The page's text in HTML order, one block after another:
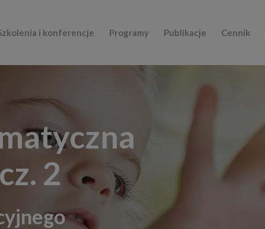
i konferencje Programy Publikacje Cennik
2